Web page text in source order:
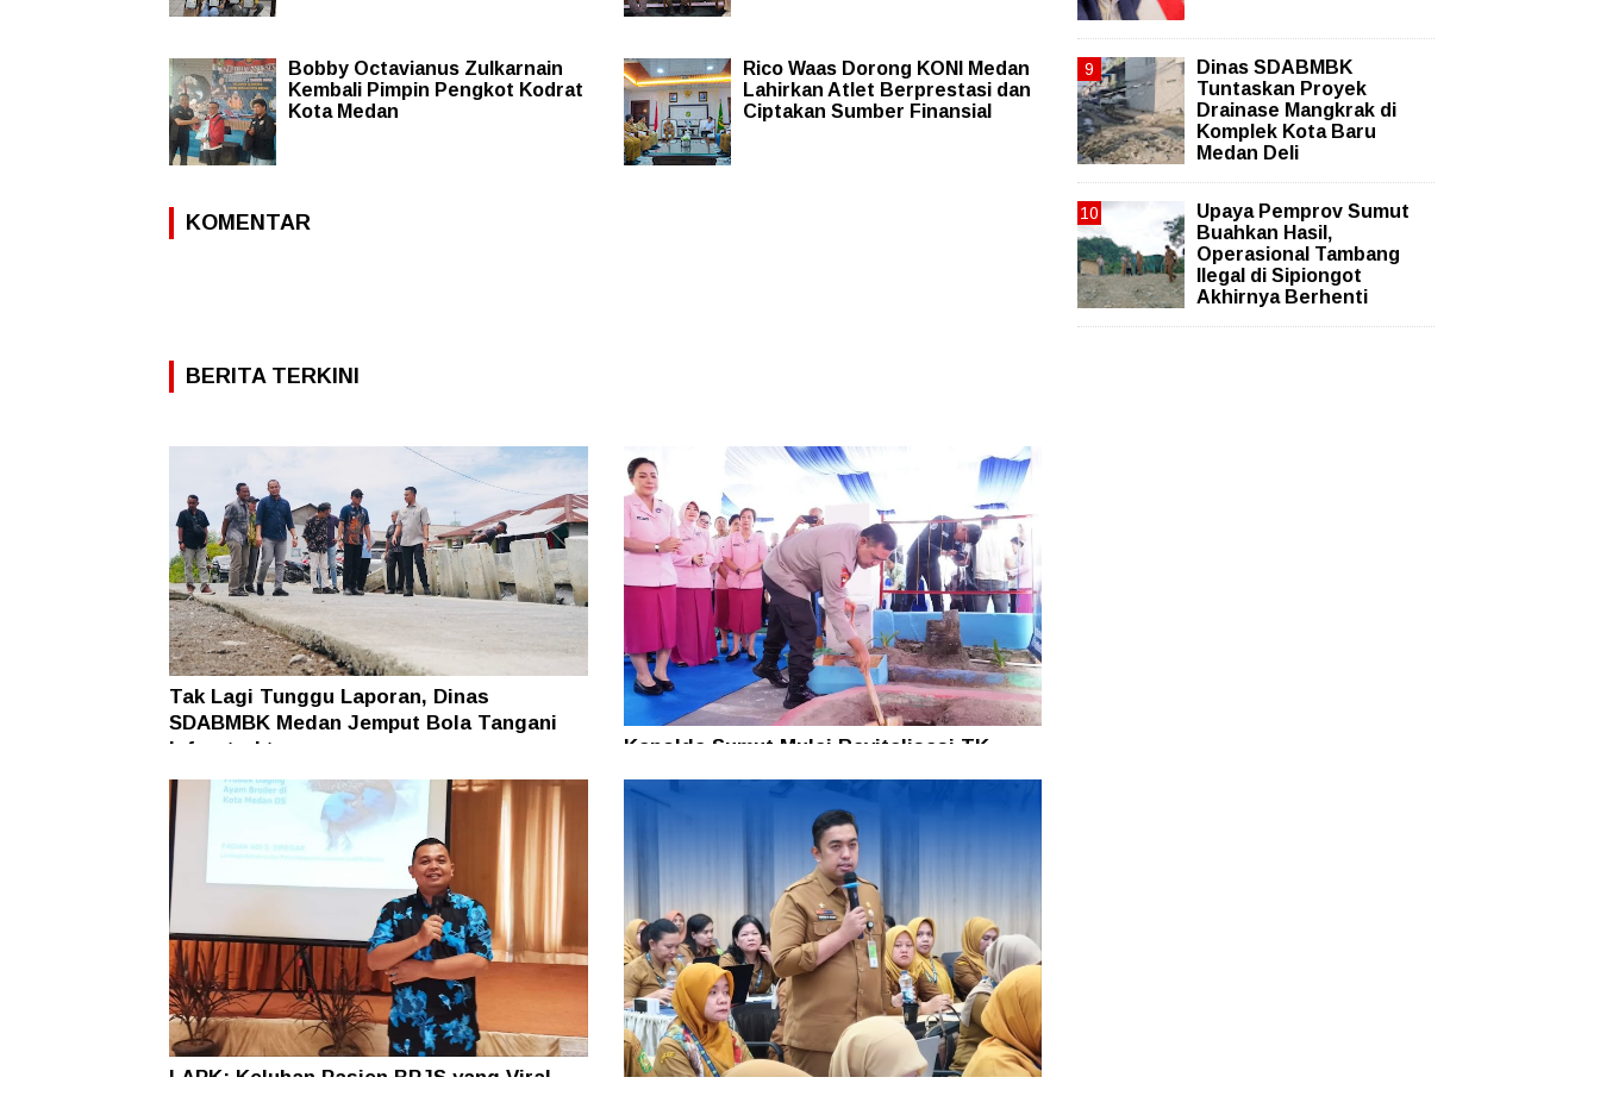
Bobby Octavianus Zulkarnain
Kembali Pimpin Pengkot Kodrat
Kota Medan
Rico Waas Dorong KONI Medan
Lahirkan Atlet Berprestasi dan
Ciptakan Sumber Finansial
KOMENTAR
BERITA TERKINI
Tak Lagi Tunggu Laporan, Dinas
SDABMBK Medan Jemput Bola Tangani
Infrastruktur
Kapolda Sumut Mulai Revitalisasi TK
PAUD Fondasi Pembentukan Karakter
Bangsa
LAPK: Keluhan Pasien BPJS yang Viral
Dinas SDABMBK
Tuntaskan Proyek
Drainase Mangkrak di
Komplek Kota Baru
Medan Deli
Upaya Pemprov Sumut
Buahkan Hasil,
Operasional Tambang
Ilegal di Sipiongot
Akhirnya Berhenti